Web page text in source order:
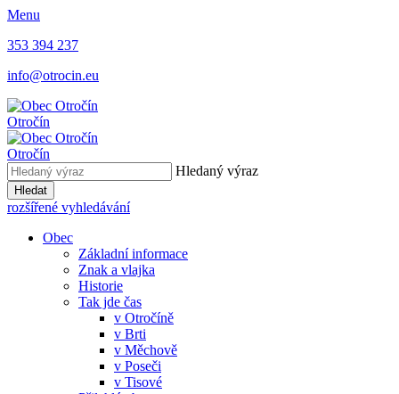
Menu
353 394 237
info@otrocin.eu
Otročín
Otročín
Hledaný výraz
Hledat
rozšířené vyhledávání
Obec
Základní informace
Znak a vlajka
Historie
Tak jde čas
v Otročíně
v Brti
v Měchově
v Poseči
v Tisové